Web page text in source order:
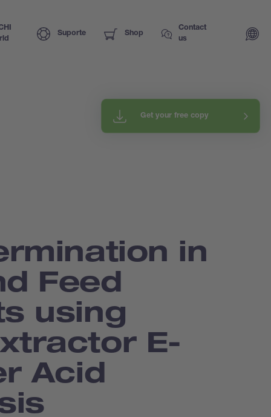
Suporte Shop
Contact
us
Get your free copy
in
Feed
using
E-
Acid